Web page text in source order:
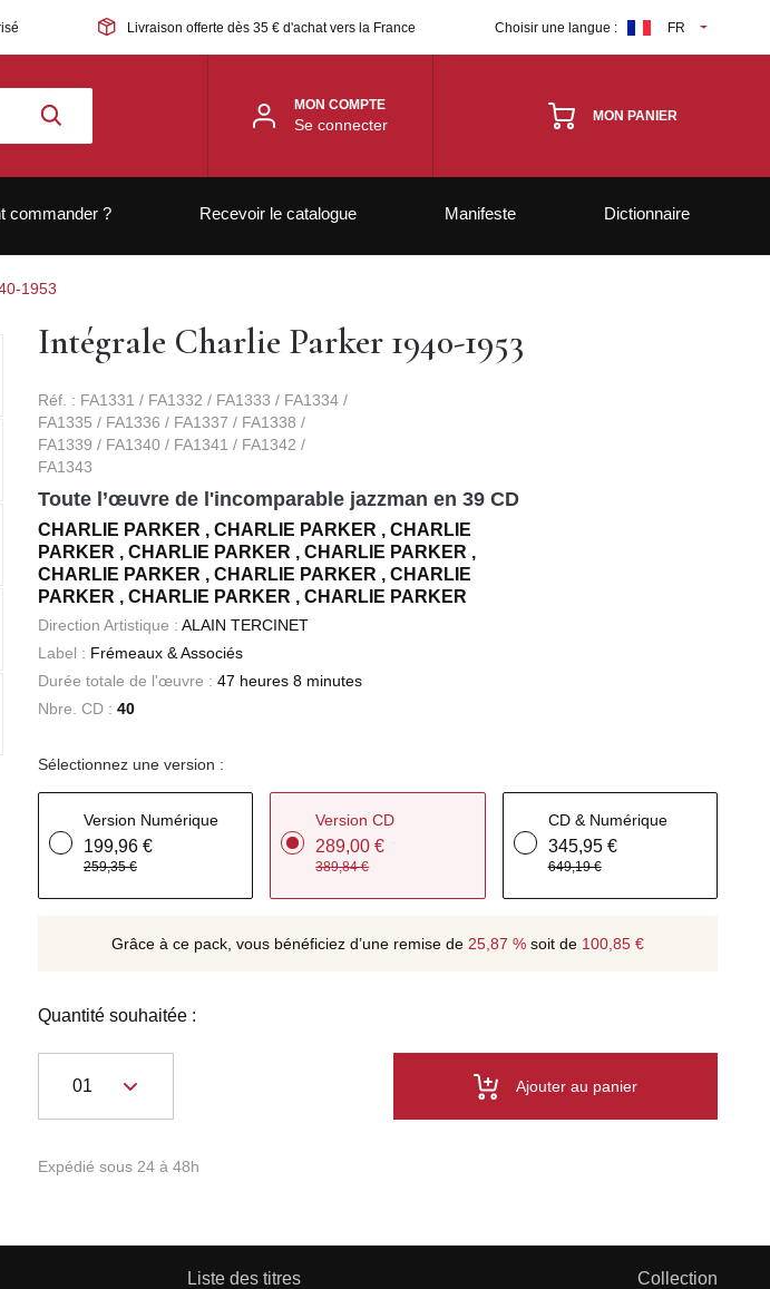
Livraison offerte dès 35 € d'achat vers la France Choisir une langue : FR
MON COMPTE
Se connecter MON PANIER
commander ? Recevoir le catalogue Manifeste Dictionnaire
1953
Intégrale Charlie Parker 1940-1953
Réf. : FA1331 / FA1332 / FA1333 / FA1334 /
FA1335 / FA1336 / FA1337 / FA1338 /
FA1339 / FA1340 / FA1341 / FA1342 /
FA1343
Toute l’œuvre de l'incomparable jazzman en 39 CD
CHARLIE PARKER , CHARLIE PARKER , CHARLIE
PARKER , CHARLIE PARKER , CHARLIE PARKER ,
CHARLIE PARKER , CHARLIE PARKER , CHARLIE
PARKER , CHARLIE PARKER , CHARLIE PARKER
Direction Artistique : ALAIN TERCINET
Label : Frémeaux & Associés
Durée totale de l'œuvre : 47 heures 8 minutes
Nbre. CD : 40
Sélectionnez une version :
Version Numérique
199,96 €
259,35 €
Version CD
289,00 €
389,84 €
CD & Numérique
345,95 €
649,19 €
Grâce à ce pack, vous bénéficiez d’une remise de 25,87 % soit de 100,85 €
Quantité souhaitée :
Ajouter au panier
Expédié sous 24 à 48h
Liste des titres Collection